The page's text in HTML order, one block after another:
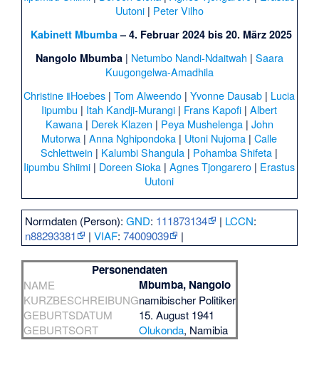
Uutoni| Peter Vilho
Kabinett Mbumba– 4. Februar 2024 bis 20. März 2025
Nangolo Mbumba| Netumbo Nandi-Ndaitwah | Saara
Kuugongelwa-Amadhila
Christine ǁHoebes |Tom Alweendo |Yvonne Dausab | Lucia
Iipumbu | Itah Kandji-Murangi | Frans Kapofi |Albert
Kawana| Derek Klazen | Peya Mushelenga| John
Mutorwa |Anna Nghipondoka | Utoni Nujoma |Calle
Schlettwein | Kalumbi Shangula | Pohamba Shifeta |
Iipumbu Shiimi | Doreen Sioka |Agnes Tjongarero | Erastus
Uutoni
Normdaten (Person):GND: 111873134 | LCCN:
n88293381
|VIAF:74009039 |
Personendaten
NAME Mbumba, Nangolo
KURZBESCHREIBUNGnamibischer Politiker
GEBURTSDATUM
15. August 1941
GEBURTSORT
Olukonda, Namibia